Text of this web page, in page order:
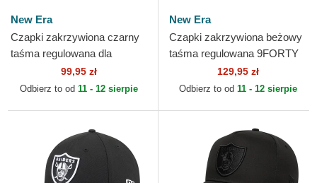
New Era
Czapki zakrzywiona czarny
taśma regulowana dla
dziecka 9FORTY The
League Las Vegas Raiders
99,95 zł
Odbierz to od 11 - 12 sierpie
New Era
Czapki zakrzywiona beżowy
taśma regulowana 9FORTY
Recycled Midi Las Vegas
Raiders NFL New Era
129,95 zł
Odbierz to od 11 - 12 sierpie